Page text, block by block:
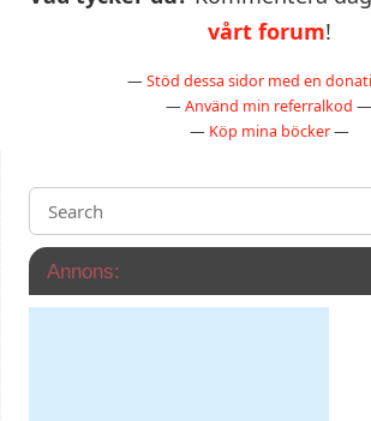
vårt forum!
— Stöd dessa sidor med en
— Använd min referralkod —
— Köp mina böcker—
Annons: